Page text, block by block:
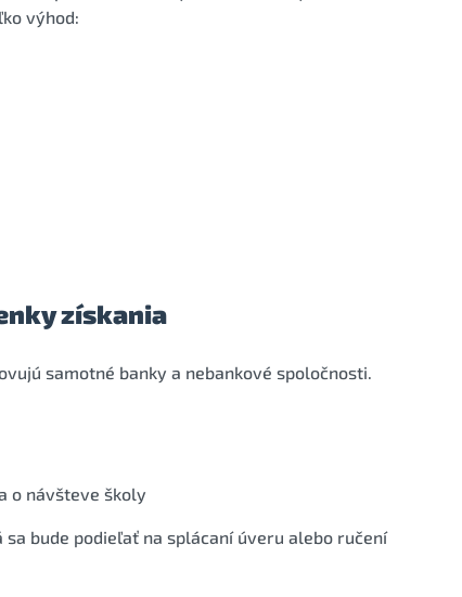
výhod:
získania
samotné banky a nebankové spoločnosti.
o návšteve školy
bude podieľať na splácaní úveru alebo ručení